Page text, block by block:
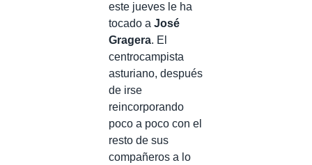
este jueves le ha
tocado a José
Gragera. El
centrocampista
asturiano, después
de irse
reincorporando
poco a poco con el
resto de sus
compañeros a lo